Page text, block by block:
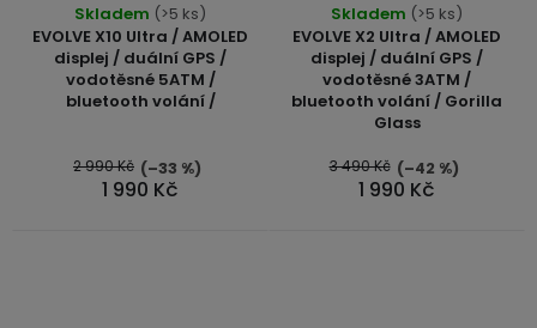
EVOLVE X10 Ultra / AMOLED
displej / duální GPS /
vodotěsné 5ATM /
bluetooth volání /
hodnocení
produktu
je
4,0
5
hvězdiček.
Skladem (>5 ks)
1 990 Kč
2 990 Kč (–33 %)
EVOLVE X2 Ultra / AMOLED
displej / duální GPS /
vodotěsné 3ATM /
bluetooth volání / Gorilla
Glass
Skladem (>5 ks)
1 990 Kč
3 490 Kč (–42 %)